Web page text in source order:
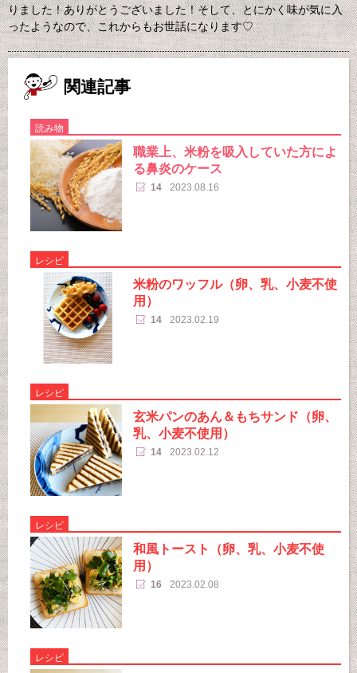
りました！ありがとうございました！そして、とにかく味が気に入
ったようなので、これからもお世話になります♡
関連記事
読み物
職業上、米粉を吸入していた方によ
る鼻炎のケース
14 2023.08.16
レシピ
米粉のワッフル（卵、乳、小麦不使
用）
14 2023.02.19
レシピ
玄米パンのあん＆もちサンド（卵、
乳、小麦不使用）
14 2023.02.12
レシピ
和風トースト（卵、乳、小麦不使
用）
16 2023.02.08
レシピ